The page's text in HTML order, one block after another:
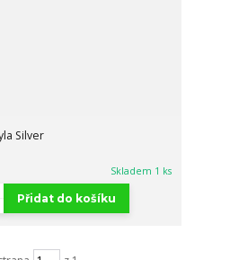
Silver
Skladem 1 ks
Přidat do košíku